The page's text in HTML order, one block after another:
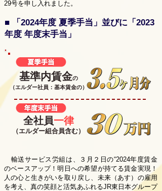
29号を申し入れました。
■ 「2024年度 夏季手当」並びに 「2023
年度 年度末手当」
基準内賃金の
​（エルダー社員：基本賃金の）
全社員一律
​（エルダー組合員含む）
輸送サービス労組は、３月２日の“2024年度賃金
のベースアップ！明日への希望が持てる賃金実現！
人の心と生きがいを取り戻し、未来（あす）の雇用
を考え、真の笑顔と活気あふれるJR東日本グループ